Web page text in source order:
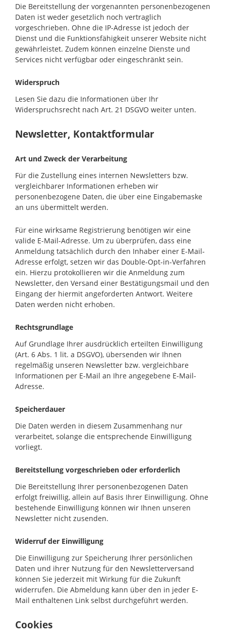
Die Bereitstellung der vorgenannten personenbezogenen
Daten ist weder gesetzlich noch vertraglich
vorgeschrieben. Ohne die IP-Adresse ist jedoch der
Dienst und die Funktionsfähigkeit unserer Website nicht
gewährleistet. Zudem können einzelne Dienste und
Services nicht verfügbar oder eingeschränkt sein.
Widerspruch
Lesen Sie dazu die Informationen über Ihr
Widerspruchsrecht nach Art. 21 DSGVO weiter unten.
Newsletter, Kontaktformular
Art und Zweck der Verarbeitung
Für die Zustellung eines internen Newsletters bzw.
vergleichbarer Informationen erheben wir
personenbezogene Daten, die über eine Eingabemaske
an uns übermittelt werden.
Für eine wirksame Registrierung benötigen wir eine
valide E-Mail-Adresse. Um zu überprüfen, dass eine
Anmeldung tatsächlich durch den Inhaber einer E-Mail-
Adresse erfolgt, setzen wir das Double-Opt-in-Verfahren
ein. Hierzu protokollieren wir die Anmeldung zum
Newsletter, den Versand einer Bestätigungsmail und den
Eingang der hiermit angeforderten Antwort. Weitere
Daten werden nicht erhoben.
Rechtsgrundlage
Auf Grundlage Ihrer ausdrücklich erteilten Einwilligung
(Art. 6 Abs. 1 lit. a DSGVO), übersenden wir Ihnen
regelmäßig unseren Newsletter bzw. vergleichbare
Informationen per E-Mail an Ihre angegebene E-Mail-
Adresse.
Speicherdauer
Die Daten werden in diesem Zusammenhang nur
verarbeitet, solange die entsprechende Einwilligung
vorliegt.
Bereitstellung vorgeschrieben oder erforderlich
Die Bereitstellung Ihrer personenbezogenen Daten
erfolgt freiwillig, allein auf Basis Ihrer Einwilligung. Ohne
bestehende Einwilligung können wir Ihnen unseren
Newsletter nicht zusenden.
Widerruf der Einwilligung
Die Einwilligung zur Speicherung Ihrer persönlichen
Daten und ihrer Nutzung für den Newsletterversand
können Sie jederzeit mit Wirkung für die Zukunft
widerrufen. Die Abmeldung kann über den in jeder E-
Mail enthaltenen Link selbst durchgeführt werden.
Cookies